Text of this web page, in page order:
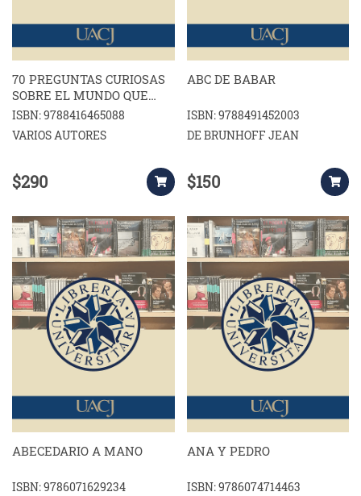
70 PREGUNTAS CURIOSAS
SOBRE EL MUNDO QUE
NOS RODEA Y SUS
ASOMBROSAS
RESPUESTAS
ISBN: 9788416465088
VARIOS AUTORES
$290
ABC DE BABAR
ISBN: 9788491452003
DE BRUNHOFF JEAN
$150
ABECEDARIO A MANO
ISBN: 9786071629234
ANA Y PEDRO
ISBN: 9786074714463